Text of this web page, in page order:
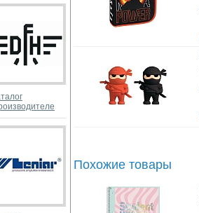
Похожие товары